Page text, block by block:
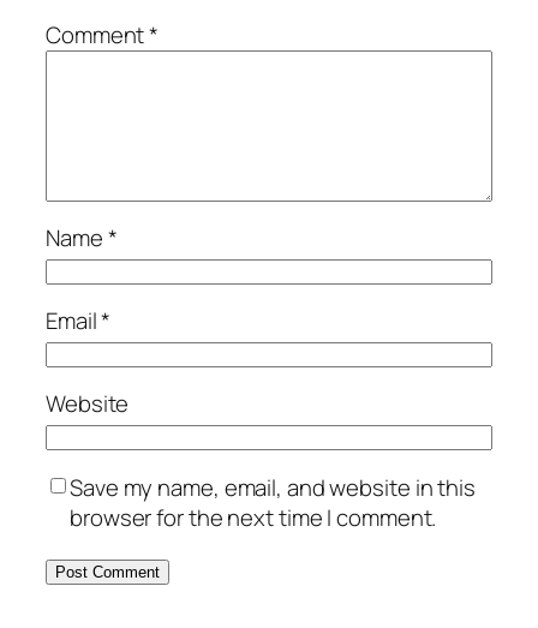
Comment*
Name*
Email*
Website
Save my name, email, and website in this
browser for the next time I comment.